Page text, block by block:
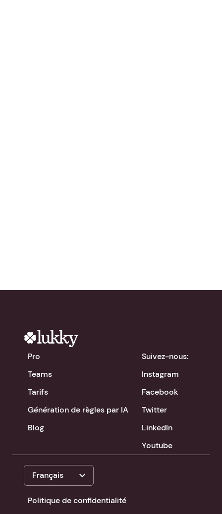
Pro
Teams
Tarifs
Génération de règles par IA
Blog
Suivez-nous:
Instagram
Facebook
Twitter
LinkedIn
Youtube
Français expand_more
Politique de confidentialité